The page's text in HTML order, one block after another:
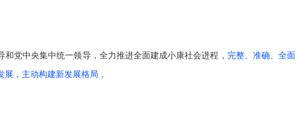
党中央集中统一领导，全力推进全面建成小康社会进程， 完整、准确、全面
，主动构建新发展格局，